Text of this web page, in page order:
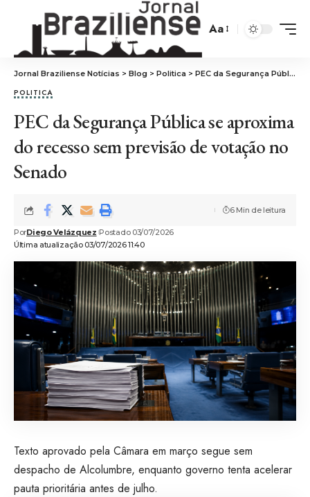
Aa
Jornal Braziliense Notícias > Blog > Politica > PEC da Segurança Pública se aproxima do recesso sem previsão de votação no Senado
POLITICA
PEC da Segurança Pública se aproxima
do recesso sem previsão de votação no
Senado
Última atualização 03/07/2026 11:40
PorDiego Velázquez Postado 03/07/2026
6 Min de leitura
Texto aprovado pela Câmara em março segue sem
despacho de Alcolumbre, enquanto governo tenta acelerar
pauta prioritária antes de julho.